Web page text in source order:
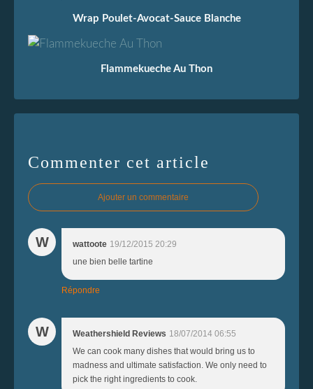
Wrap Poulet-Avocat-Sauce Blanche
Flammekueche Au Thon
Commenter cet article
Ajouter un commentaire
W wattoote 19/12/2015 20:29
une bien belle tartine
Répondre
W Weathershield Reviews 18/07/2014 06:55
We can cook many dishes that would bring us to
madness and ultimate satisfaction. We only need to
pick the right ingredients to cook.